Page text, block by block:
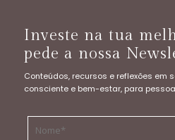
Investe na tua
pede a nossa
Conteúdos, recursos e reflexões em
consciente e bem-estar, para